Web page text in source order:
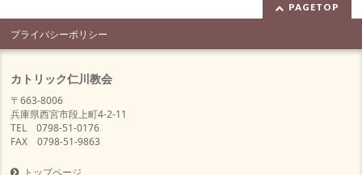
PAGETOP
プライバシーポリシー
カトリック仁川教会
〒663-8006
兵庫県西宮市段上町4-2-11
TEL 0798-51-0176
FAX 0798-51-9863
トップページ